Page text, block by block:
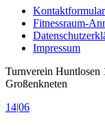
Kontaktformular
Fitnessraum-
Impressum
Turnverein Huntlosen
Großenkneten
14|06